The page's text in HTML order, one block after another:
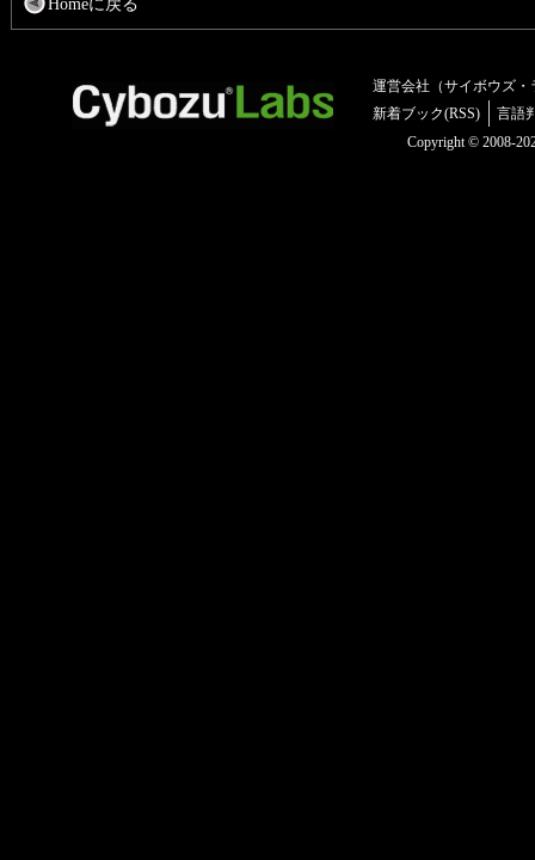
運営会社（サイボウズ・
新着ブック(RSS)
言語
Copyright © 2008-